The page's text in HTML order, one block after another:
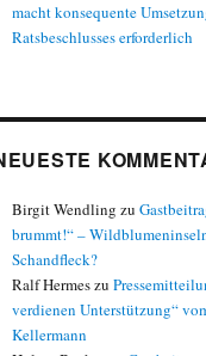
macht konsequente
Ratsbeschlusses erforderlich
Birgit Wendling zu
brummt!“ –
Schandfleck?
Ralf Hermeszu
verdienen Unterstützung“
Kellermann